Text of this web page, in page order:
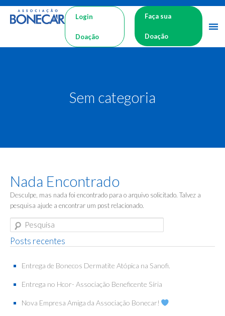
Login
Doação
Faça sua
Doação
Sem categoria
Nada Encontrado
Desculpe, mas nada foi encontrado para o arquivo solicitado. Talvez a
pesquisa ajude a encontrar um post relacionado.
Pesquisa
Posts recentes
Entrega de Bonecos Dermatite Atópica na Sanofi.
Entrega no Hcor- Associação Beneficente Síria
Nova Empresa Amiga da Associação Bonecar!